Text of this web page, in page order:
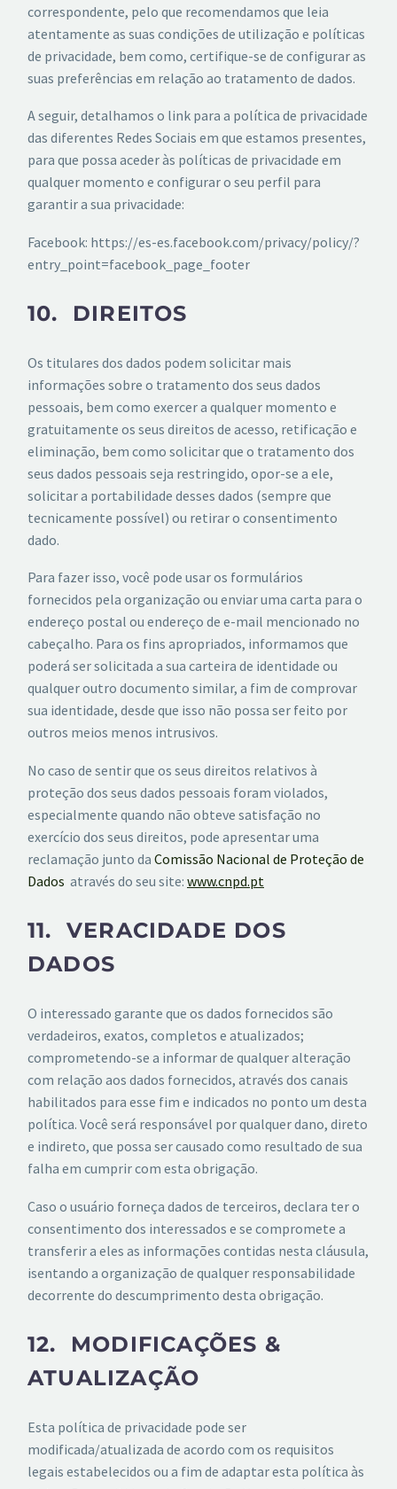
correspondente, pelo que recomendamos que leia
atentamente as suas condições de utilização e políticas
de privacidade, bem como, certifique-se de configurar as
suas preferências em relação ao tratamento de dados.
A seguir, detalhamos o link para a política de privacidade
das diferentes Redes Sociais em que estamos presentes,
para que possa aceder às políticas de privacidade em
qualquer momento e configurar o seu perfil para
garantir a sua privacidade:
Facebook: https://es-es.facebook.com/privacy/policy/?
entry_point=facebook_page_footer
10. DIREITOS
Os titulares dos dados podem solicitar mais
informações sobre o tratamento dos seus dados
pessoais, bem como exercer a qualquer momento e
gratuitamente os seus direitos de acesso, retificação e
eliminação, bem como solicitar que o tratamento dos
seus dados pessoais seja restringido, opor-se a ele,
solicitar a portabilidade desses dados (sempre que
tecnicamente possível) ou retirar o consentimento
dado.
Para fazer isso, você pode usar os formulários
fornecidos pela organização ou enviar uma carta para o
endereço postal ou endereço de e-mail mencionado no
cabeçalho. Para os fins apropriados, informamos que
poderá ser solicitada a sua carteira de identidade ou
qualquer outro documento similar, a fim de comprovar
sua identidade, desde que isso não possa ser feito por
outros meios menos intrusivos.
No caso de sentir que os seus direitos relativos à
proteção dos seus dados pessoais foram violados,
especialmente quando não obteve satisfação no
exercício dos seus direitos, pode apresentar uma
reclamação junto da Comissão Nacional de Proteção de
Dados através do seu site: www.cnpd.pt
11. VERACIDADE DOS
DADOS
O interessado garante que os dados fornecidos são
verdadeiros, exatos, completos e atualizados;
comprometendo-se a informar de qualquer alteração
com relação aos dados fornecidos, através dos canais
habilitados para esse fim e indicados no ponto um desta
política. Você será responsável por qualquer dano, direto
e indireto, que possa ser causado como resultado de sua
falha em cumprir com esta obrigação.
Caso o usuário forneça dados de terceiros, declara ter o
consentimento dos interessados e se compromete a
transferir a eles as informações contidas nesta cláusula,
isentando a organização de qualquer responsabilidade
decorrente do descumprimento desta obrigação.
12. MODIFICAÇÕES &
ATUALIZAÇÃO
Esta política de privacidade pode ser
modificada/atualizada de acordo com os requisitos
legais estabelecidos ou a fim de adaptar esta política às